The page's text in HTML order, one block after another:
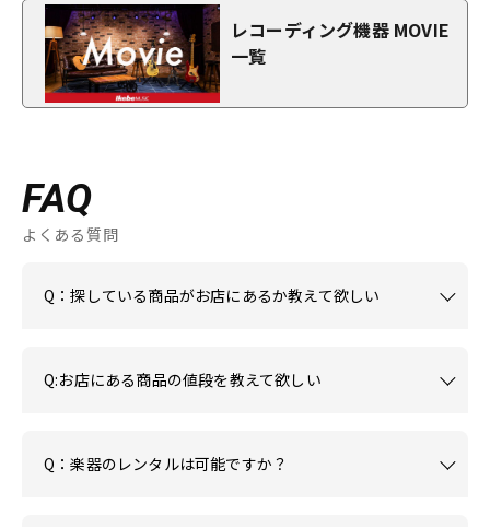
レコーディング機器 MOVIE
一覧
FAQ
よくある質問
Q：探している商品がお店にあるか教えて欲しい
Q:お店にある商品の値段を教えて欲しい
Q：楽器のレンタルは可能ですか？